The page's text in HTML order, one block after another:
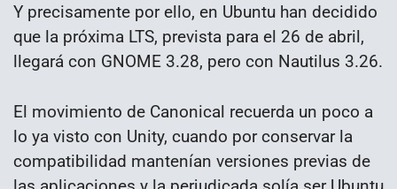
Y precisamente por ello, en Ubuntu han decidido
que la próxima LTS, prevista para el 26 de abril,
llegará con GNOME 3.28, pero con Nautilus 3.26.
El movimiento de Canonical recuerda un poco a
lo ya visto con Unity, cuando por conservar la
compatibilidad mantenían versiones previas de